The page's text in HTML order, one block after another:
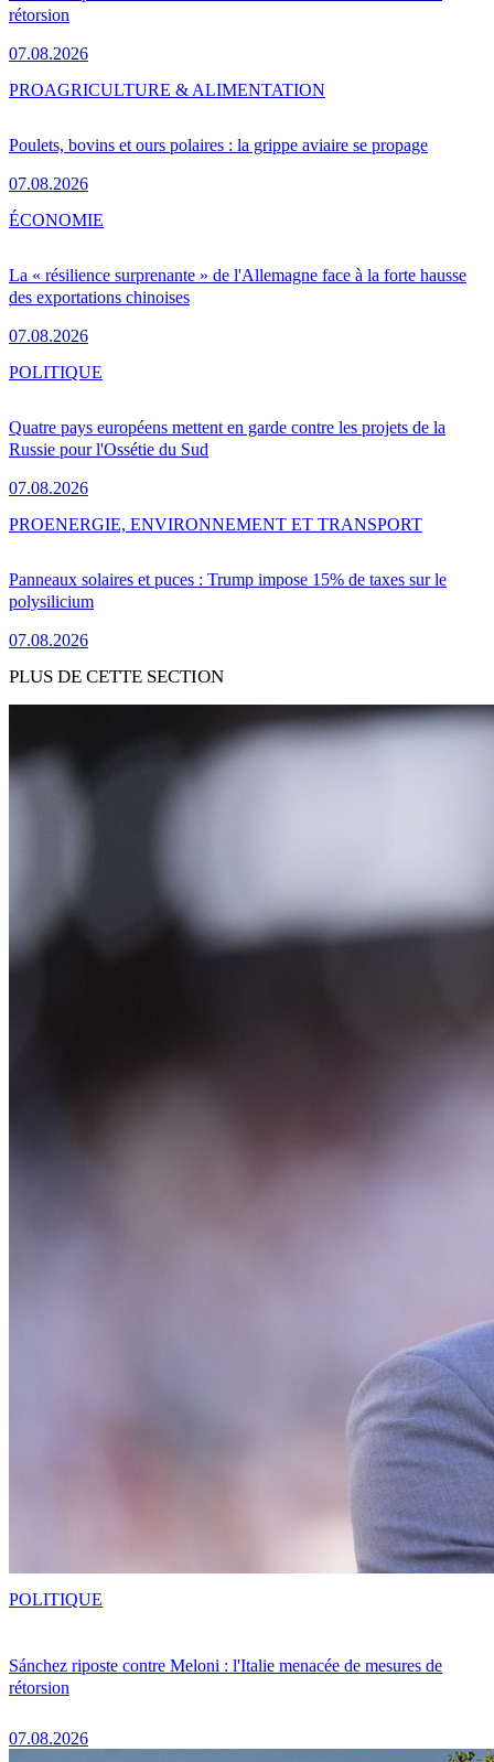
rétorsion
07.08.2026
Poulets, bovins et ours polaires : la grippe aviaire se propage
07.08.2026
PROAGRICULTURE & ALIMENTATION
La « résilience surprenante » de l'Allemagne face à la forte hausse
des exportations chinoises
07.08.2026
ÉCONOMIE
Quatre pays européens mettent en garde contre les projets de la
Russie pour l'Ossétie du Sud
07.08.2026
POLITIQUE
Panneaux solaires et puces : Trump impose 15% de taxes sur le
polysilicium
07.08.2026
PROENERGIE, ENVIRONNEMENT ET TRANSPORT
PLUS DE CETTE SECTION
Sánchez riposte contre Meloni : l'Italie menacée de mesures de
rétorsion
07.08.2026
POLITIQUE